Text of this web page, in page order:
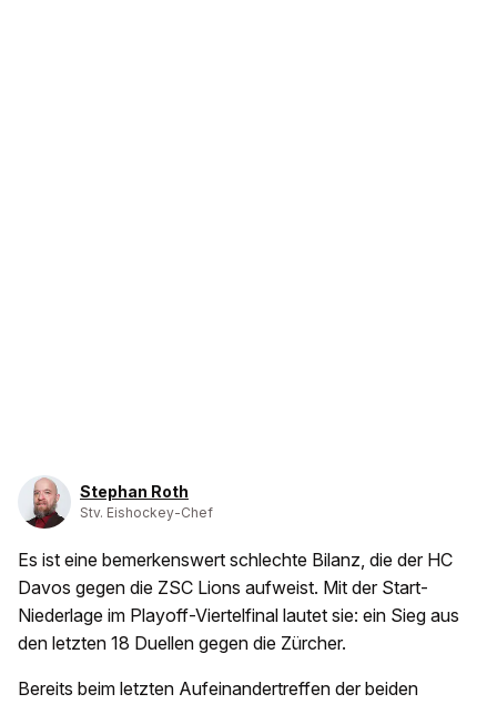
Stephan Roth
Stv. Eishockey-Chef
Es ist eine bemerkenswert schlechte Bilanz, die der HC
Davos gegen die ZSC Lions aufweist. Mit der Start-
Niederlage im Playoff-Viertelfinal lautet sie: ein Sieg aus
den letzten 18 Duellen gegen die Zürcher.
Bereits beim letzten Aufeinandertreffen der beiden